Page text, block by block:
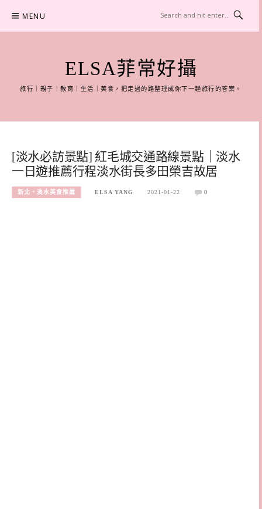
content
MENU
ELSA菲常好攝
旅行｜親子｜教育｜生活｜美食，把走過的路整理成你下一趟旅行的答案。
[淡水必訪景點] 紅毛城交通路線景點｜淡水
一日遊推薦行程淡水街長多田榮吉故居
新北。淡水美食推薦 ELSA YANG 2021-01-22 0